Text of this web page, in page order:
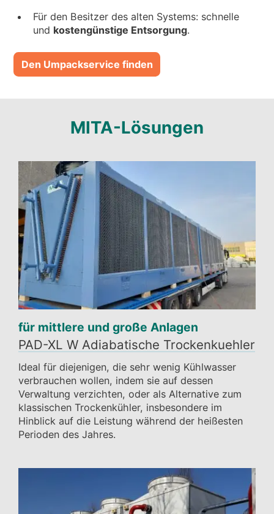
Für den Besitzer des alten Systems: schnelle
und kostengünstige Entsorgung.
Den Umpackservice finden
MITA-Lösungen
für mittlere und große Anlagen
PAD-XL W Adiabatische Trockenkuehler
Ideal für diejenigen, die sehr wenig Kühlwasser
verbrauchen wollen, indem sie auf dessen
Verwaltung verzichten, oder als Alternative zum
klassischen Trockenkühler, insbesondere im
Hinblick auf die Leistung während der heißesten
Perioden des Jahres.